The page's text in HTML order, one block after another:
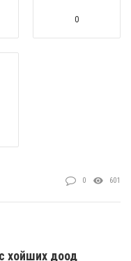
0
0 601
хойших доод